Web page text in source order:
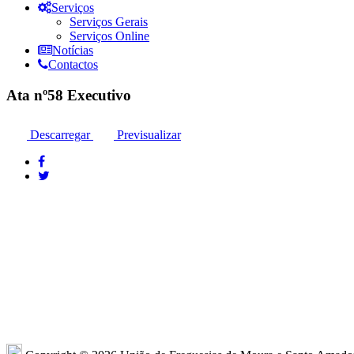
Serviços
Serviços Gerais
Serviços Online
Notícias
Contactos
Ata nº58 Executivo
Descarregar Previsualizar